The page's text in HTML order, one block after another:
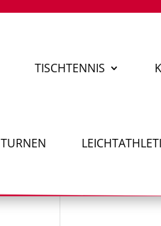
TISCHTENNIS
TURNEN